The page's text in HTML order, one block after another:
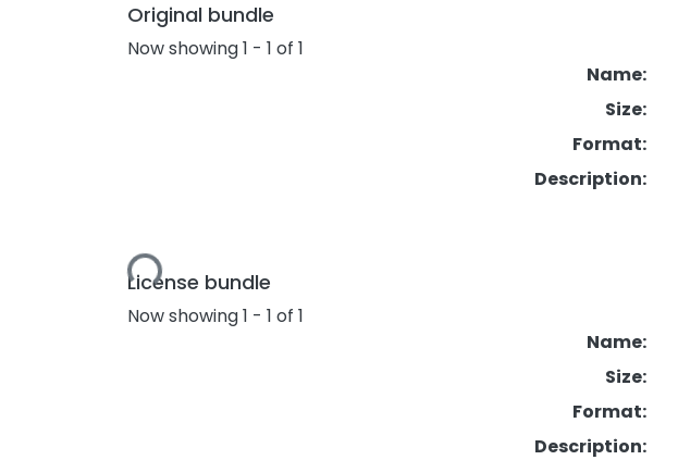
Original bundle
Now showing1 - 1 of 1
Loading...
Name:
Size:
Format:
Description:
License bundle
Now showing1 - 1 of 1
Name:
Size:
Format:
Description: